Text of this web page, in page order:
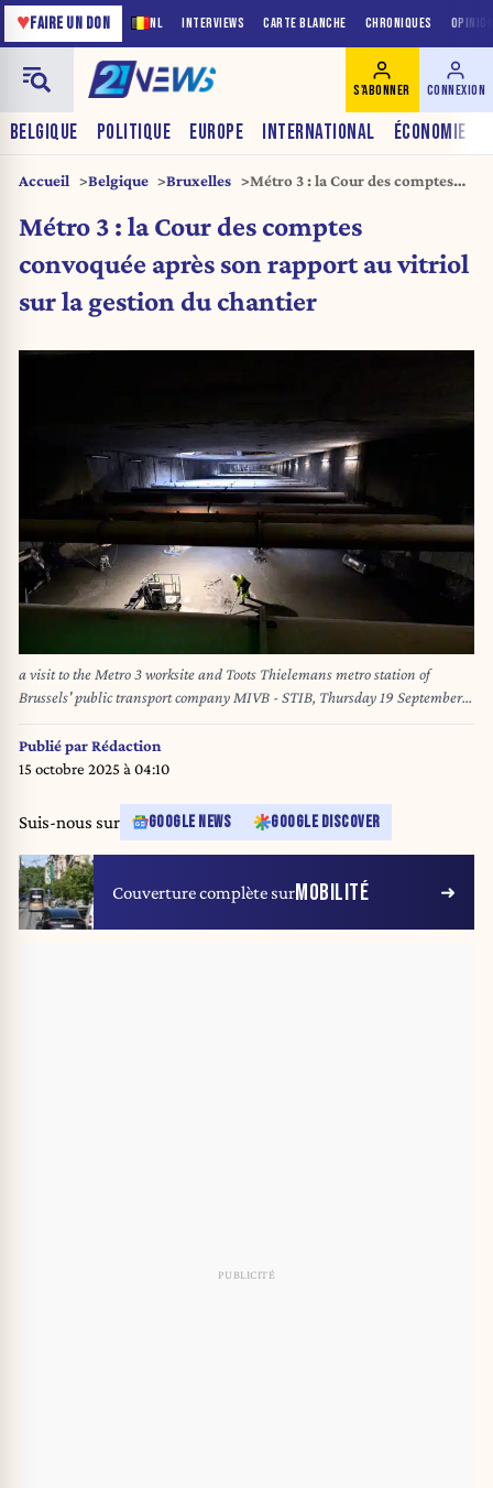
NL INTERVIEWS CARTE BLANCHE CHRONIQUES
♥FAIRE UN DON
BELGIQUE POLITIQUE EUROPE INTERNATIONAL ÉCONOMIE
S'ABONNER CONNEXION
Accueil Belgique Bruxelles
Métro 3 : la Cour des comptes
vitriol sur la gestion du chantier
Métro 3 : la Cour des comptes
convoquée après son rapport au vitriol
sur la gestion du chantier
a visit to the Metro 3 worksite and Toots Thielemans metro station of
Brussels' public transport company MIVB - STIB, Thursday 19 September
2024 in Brussels. In the vicinity of Gare du Midi, work on the construction
of a new metro line is well underway. The shell of the Toots Thielemans
station is almost complete, as is most of the tunnel linking it to the existing
Publié parRédaction
15 octobre 2025 à 04:10
Suis-nous sur GOOGLE NEWS GOOGLE DISCOVER
Couverture complète surMOBILITÉ